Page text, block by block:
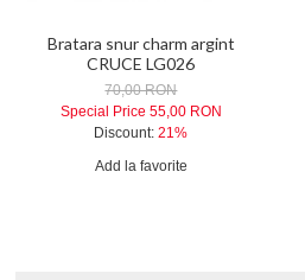
Bratara snur charm argint
CRUCE LG026
70,00 RON
Special Price 55,00 RON
Discount: 21%
Add la favorite